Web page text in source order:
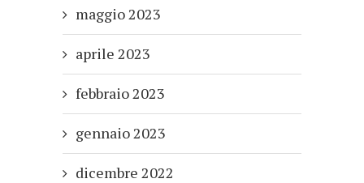
maggio 2023
aprile 2023
febbraio 2023
gennaio 2023
dicembre 2022